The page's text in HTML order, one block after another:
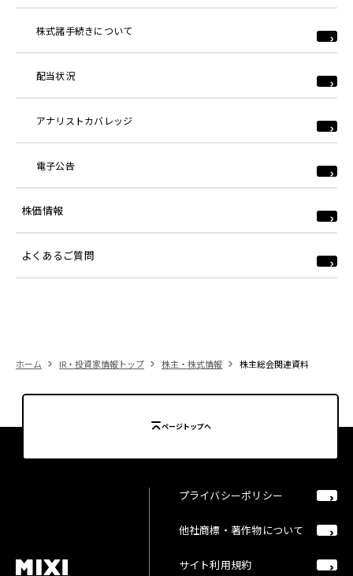
株式諸手続きについて
配当状況
アナリストカバレッジ
電子公告
株価情報
よくあるご質問
ホーム IR・投資家情報トップ 株主・株式情報 株主総会関連資料
ページトップへ
プライバシーポリシー
他社商標・著作物について
サイト利用規約